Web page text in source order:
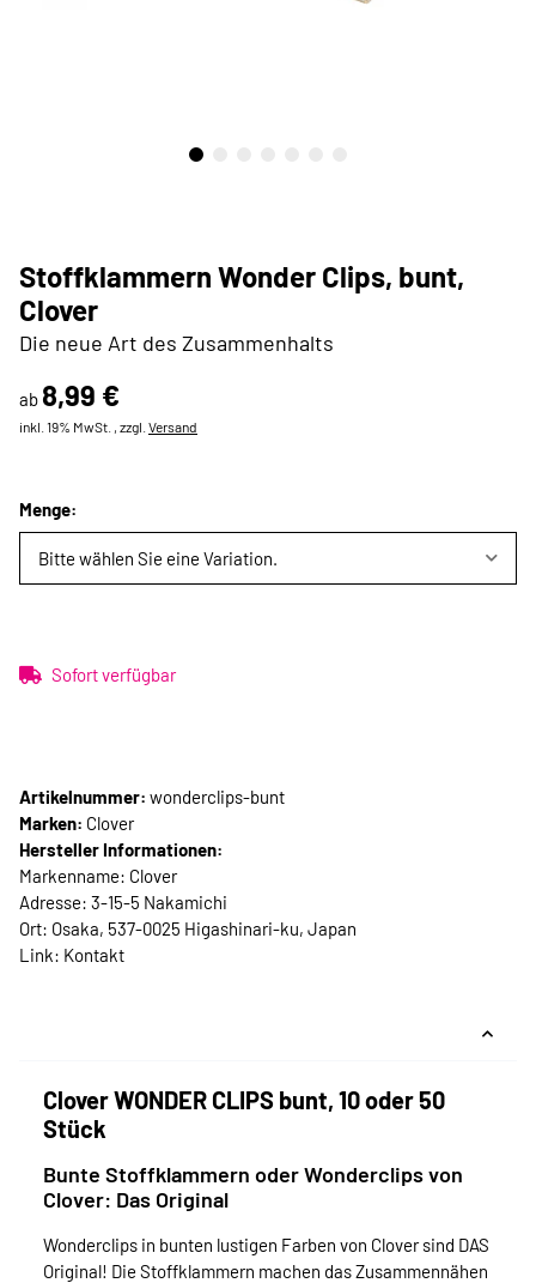
Stoffklammern Wonder Clips, bunt,
Clover
Die neue Art des Zusammenhalts
ab 8,99 €
inkl. 19% MwSt. , zzgl. Versand
Menge:
Bitte wählen Sie eine Variation.
Sofort verfügbar
Artikelnummer: wonderclips-bunt
Marken: Clover
Hersteller Informationen:
Markenname: Clover
Adresse: 3-15-5 Nakamichi
Ort: Osaka, 537-0025 Higashinari-ku, Japan
Link: Kontakt
Clover WONDER CLIPS bunt, 10 oder 50
Stück
Bunte Stoffklammern oder Wonderclips von
Clover: Das Original
Wonderclips in bunten lustigen Farben von Clover sind DAS
Original! Die Stoffklammern machen das Zusammennähen